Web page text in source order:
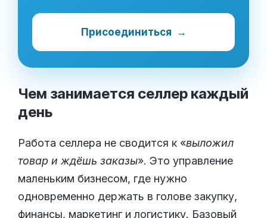
Присоединиться →
Чем занимается селлер каждый
день
Работа селлера не сводится к «выложил
товар и ждёшь заказы». Это управление
маленьким бизнесом, где нужно
одновременно держать в голове закупку,
финансы, маркетинг и логистику. Базовый